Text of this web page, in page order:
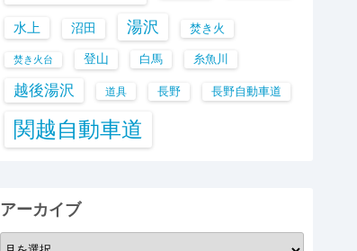
水上 沼田 湯沢 焚き火
焚き火台 登山 白馬 糸魚川
越後湯沢 道具 長野 長野自動車道
関越自動車道
アーカイブ
ア